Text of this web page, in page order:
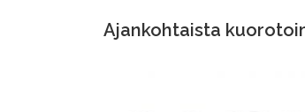
Ajankohtaista